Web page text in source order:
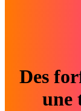
Des
une